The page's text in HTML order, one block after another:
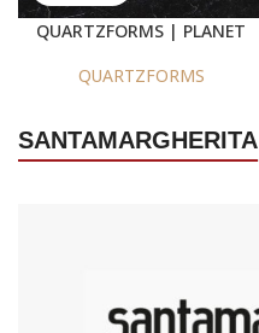
QUARTZFORMS | PLANET
QUARTZFORMS
SANTAMARGHERITA